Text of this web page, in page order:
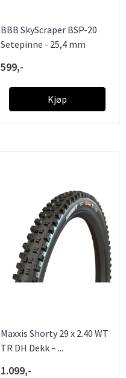
BBB SkyScraper BSP-20
Setepinne - 25,4 mm
599,-
Kjøp
Maxxis Shorty 29 x 2.40 WT
TR DH Dekk – ...
1.099,-